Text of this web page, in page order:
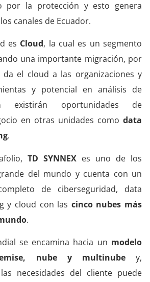
por la protección y esto genera
canales de Ecuador.
es Cloud, la cual es un segmento
una importante migración, por
el cloud a las organizaciones y
y potencial en análisis de
existirán oportunidades de
en otras unidades como data
.
TD SYNNEX es uno de los
del mundo y cuenta con un
de ciberseguridad, data
y cloud con las cinco nubes más
.
se encamina hacia un modelo
nube y multinubey,
necesidades del cliente puede